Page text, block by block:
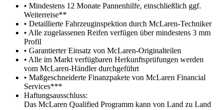
• Mindestens 12 Monate Pannenhilfe, einschließlich ggf.
Weiterreise**
• Detaillierte Fahrzeuginspektion durch McLaren-Techniker
• Alle zugelassenen Reifen verfügen über mindestens 3 mm
Profil
• Garantierter Einsatz von McLaren-Originalteilen
• Alle im Markt verfügbaren Herkunftsprüfungen werden
vom McLaren-Händler durchgeführt
• Maßgeschneiderte Finanzpakete von McLaren Financial
Services***
Haftungsausschluss:
Das McLaren Qualified Programm kann von Land zu Land